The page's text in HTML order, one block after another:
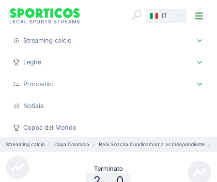
IT
Streaming calcio
Leghe
Pronostici
Notizie
Coppa del Mondo
Streaming calcio Copa Colombia Real Soacha Cundinamarca vs Independiente Yumbo
Terminato